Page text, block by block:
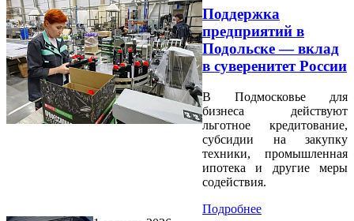
Поддержка
предприятий в
Подольске — вклад
в суверенитет России
В Подмосковье для
бизнеса действуют
льготное кредитование,
субсидии на закупку
техники, промышленная
ипотека и другие меры
содействия.
Подробнее